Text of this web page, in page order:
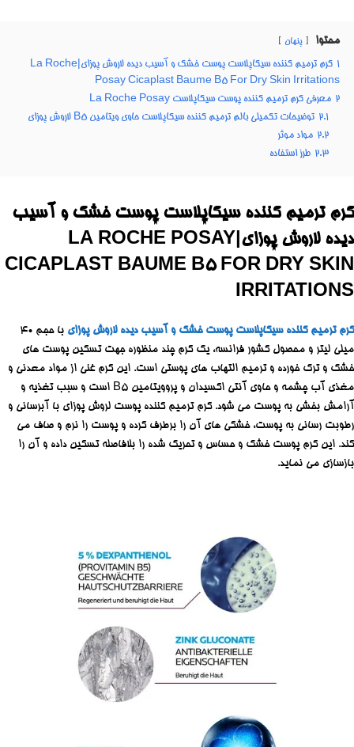
محتوا پنهان
1
کرم ترمیم کننده سیکاپلاست پوست خشک و آسیب دیده لاروش پوزای|La Roche
Posay Cicaplast Baume B5 For Dry Skin Irritations
2 معرفی کرم ترمیم کننده پوست سیکاپلاست La Roche Posay
2.1 توضیحات تکمیلی بالم ترمیم کننده سیکاپلاست حاوی ویتامین B5 لاروش پوزای
2.2 مواد موثر
2.3 طرز استفاده
کرم ترمیم کننده سیکاپلاست پوست خشک و آسیب
دیده لاروش پوزای|LA ROCHE POSAY
CICAPLAST BAUME B5 FOR DRY SKIN
IRRITATIONS
کرم ترمیم کننده سیکاپلاست پوست خشک و آسیب دیده لاروش پوزای
با حجم 40
میلی لیتر و محصول کشور فرانسه، یک کرم چند منظوره جهت تسکین پوست های
خشک و ترک خورده و ترمیم التهاب های پوستی است. این کرم غنی از مواد معدنی و
مغذی آب چشمه و حاوی آنتی اکسیدان و پروویتامین B5 است و سبب تغذیه و
آرامش بخشی به پوست می شود. کرم ترمیم کننده پوست لروش پوزای با آبرسانی و
رطوبت رسانی به پوست، خشکی های آن را برطرف کرده و پوست را نرم و صاف می
کند. این کرم پوست خشک و حساس و تحریک شده را بلافاصله تسکین داده و آن را
بازسازی می نماید.